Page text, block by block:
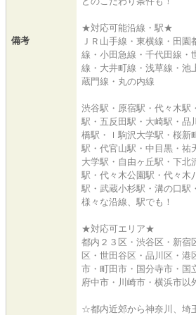
備考
★対応可能沿線・駅★
ＪＲ山手線・東横線・田
線・小田急線・千代田線・
線・大井町線・浅草線・池
蔵門線・丸の内線
渋谷駅・原宿駅・代々木駅
駅・五反田駅・大崎駅・品
橋駅・ｌ駒沢大学駅・桜新
駅・代官山駅・中目黒・祐
大学駅・自由ヶ丘駅・下北
駅・代々木公園駅・代々木
駅・武蔵小杉駅・溝の口駅
様々な沿線、駅でも！
★対応可エリア★
都内２３区・渋谷区・新宿
区・世田谷区・品川区・港
市・町田市・国分寺市・国
府中市・川崎市・横浜市以
☆都内近郊から神奈川、埼